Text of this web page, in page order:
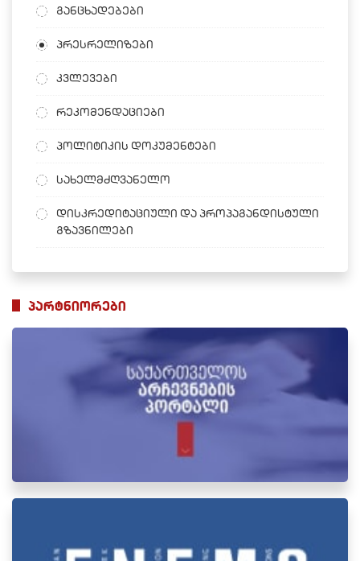
განცხადებები
პრესრელიზები
კვლევები
რეკომენდაციები
პოლიტიკის დოკუმენტები
სახელმძღვანელო
დისკრედიტაციული და პროპაგანდისტული
გზავნილები
პარტნიორები